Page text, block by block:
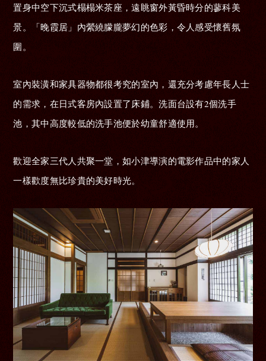
置身中空下沉式榻榻米茶座，遠眺窗外黃昏時分的蓼科美
景。「晚霞居」內縈繞朦朧夢幻的色彩，令人感受懷舊氛
圍。
室內裝潢和家具器物都很考究的室內，還充分考慮年長人士
的需求，在日式客房內設置了床鋪。洗面台設有2個洗手
池，其中高度較低的洗手池便於幼童舒適使用。
歡迎全家三代人共聚一堂，如小津導演的電影作品中的家人
一樣歡度無比珍貴的美好時光。